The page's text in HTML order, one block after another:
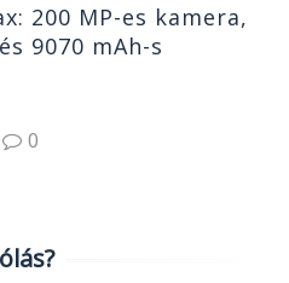
200 MP-es kamera,
9070 mAh-s
0